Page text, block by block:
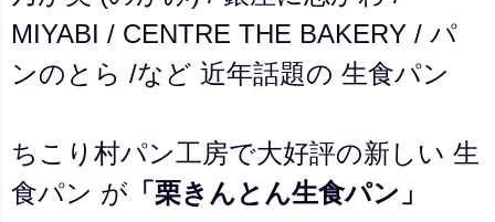
MIYABI / CENTRE THE BAKERY / パ
ンのとら /など 近年話題の 生食パン
ちこり村パン工房で大好評の新しい 生
食パン が 「栗きんとん生食パン」